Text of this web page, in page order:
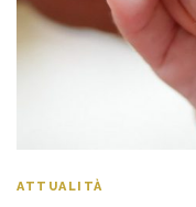
ATTUALITÀ